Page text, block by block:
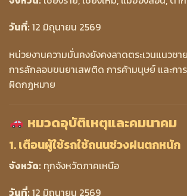
วันที่: 12 มิถุนายน 2569
หน่วยงานความมั่นคงยังคงลาดตระเวนแนวช
การลักลอบขนยาเสพติด การค้ามนุษย์ และกา
ผิดกฎหมาย
หมวดอุบัติเหตุและคมนาคม
1. เตือนผู้ใช้รถใช้ถนนช่วงฝนตกหนัก
จังหวัด: ทุกจังหวัดภาคเหนือ
วันที่: 12 มิถุนายน 2569